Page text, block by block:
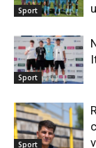
Sport
Sport
Sport